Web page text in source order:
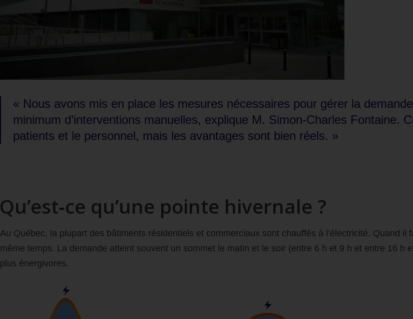
« Nous avons mis en place les mesures nécessaires pour gérer la
minimum d’interventions manuelles, explique M. Simon‑Charles Fontaine.
patients et le personnel, mais les avantages sont bien réels. »
Qu’est‑ce qu’une pointe hivernale ?
Au Québec, la plupart des bâtiments résidentiels et commerciaux sont chauffés à l’électricité. Quand
même temps. La demande atteint souvent un sommet le matin et le soir (entre 6 h et 9 h et entre 16 h
plus énergivores.